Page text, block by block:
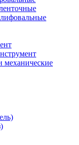
механические